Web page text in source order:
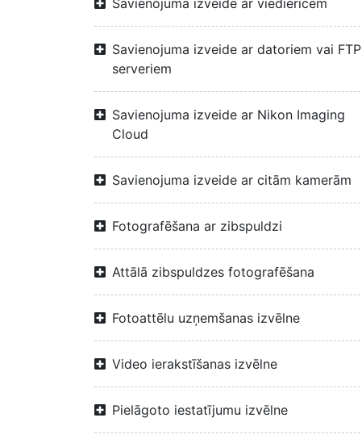
Savienojuma izveide ar viedierīcēm
Savienojuma izveide ar datoriem vai FTP
serveriem
Savienojuma izveide ar Nikon Imaging
Cloud
Savienojuma izveide ar citām kamerām
Fotografēšana ar zibspuldzi
Attālā zibspuldzes fotografēšana
Fotoattēlu uzņemšanas izvēlne
Video ierakstīšanas izvēlne
Pielāgoto iestatījumu izvēlne